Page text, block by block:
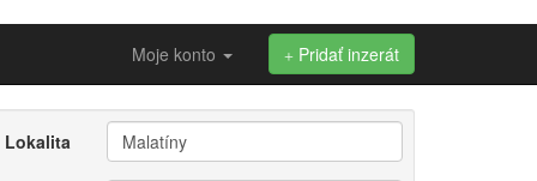
Moje konto Pridať inzerát
Lokalita